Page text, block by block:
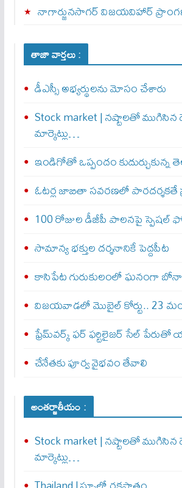
నాగార్జునసాగర్ విజయవిహార్
తాజా వార్తలు :
డీఎస్సీ అభ్యర్థులను మోసం చేశారు
Stock market | నష్టాలతో
మార్కెట్లు…
ఇండిగోతో ఒప్పందం
ఓటర్ల జాబితా సవరణలో పారదర్శకతే
100 రోజుల డీజీపీ పాలనపై స్పెషల్
సామాన్య భక్తుల దర్శనానికే పెద్దపీట
కాసిపేట గురుకులంలో ఘనంగా
విజయవాడలో మొబైల్ కోర్టు.. 23
ఫ్రేమ్‌వర్క్‌ ఫర్‌ ఫర్టిలైజర్‌ సేల్‌
చేనేతకు పూర్వ వైభవం తేవాలి
అంతర్జాతీయం :
Stock market | నష్టాలతో
మార్కెట్లు…